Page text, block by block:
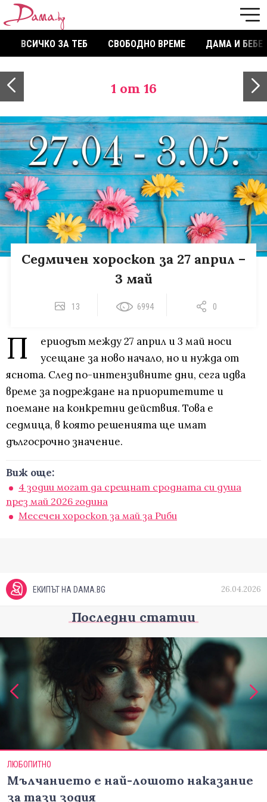
ВСИЧКО ЗА ТЕБ СВОБОДНО ВРЕМЕ ДАМА И БЕБЕ
1 от 16
Седмичен хороскоп за 27 април –
3 май
13 6994 0
П
ериодът между 27 април и 3 май носи
усещане за ново начало, но и нужда от
яснота. След по-интензивните дни, сега идва
време за подреждане на приоритетите и
поемане на конкретни действия. Това е
седмица, в която решенията ще имат
дългосрочно значение.
Виж още:
4 зодии могат да срещнат сродната си душа
през май 2026 година
Месечен хороскоп за май за Риби
ЕКИПЪТ НА DAMA.BG 26.04.2026
Последни статии
ЛЮБОПИТНО
Мълчанието е най-лошото наказание
за тази зодия